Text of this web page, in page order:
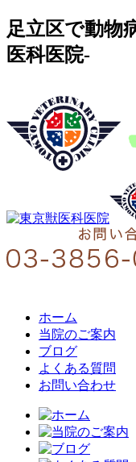
足立区で動物
医科医院-
ホーム
当院のご案内
ブログ
よくある質問
お問い合わせ